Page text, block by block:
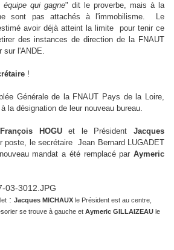
qui gagne" dit le proverbe, mais à la
sont pas attachés à l'immobilisme. Le
avoir déjà atteint la limite pour tenir ce
des instances de direction de la FNAUT
sur l'ANDE.
!
Générale de la FNAUT Pays de la Loire,
la désignation de leur nouveau bureau.
HOGUet le PrésidentJacques
poste, le secrétaire Jean Bernard LUGADET
mandat a été remplacé par Aymeric
: Jacques MICHAUX le Président est au centre,
se trouve à gauche et Aymeric GILLAIZEAU le